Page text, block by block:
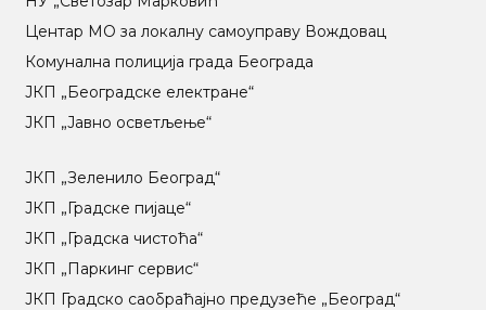
Центар МO за локалну самоуправу Вождовац
Комунална полиција града Београда
ЈКП „Београдске електране“
ЈКП „Јавно осветљење“
ЈКП „Зеленило Београд“
ЈКП „Градске пијаце“
ЈКП „Градска чистоћа“
ЈКП „Паркинг сервис“
ЈКП Градско саобраћајно предузеће „Београд“